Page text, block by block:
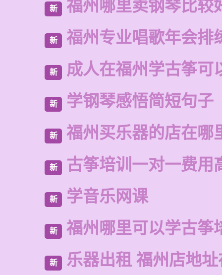
新 福州哪里卖钢琴比较
新 福州专业唱歌年会排
新 成人在福州学古筝可
新 学钢琴感悟简短句子
新 福州买乐器的店在哪
新 古筝培训一对一费用
新 学音乐网课
新 福州哪里可以学古筝
新 乐器出租 福州店地